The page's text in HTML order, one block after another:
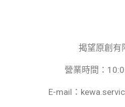
揭望原創有
營業時間：
E-mail：